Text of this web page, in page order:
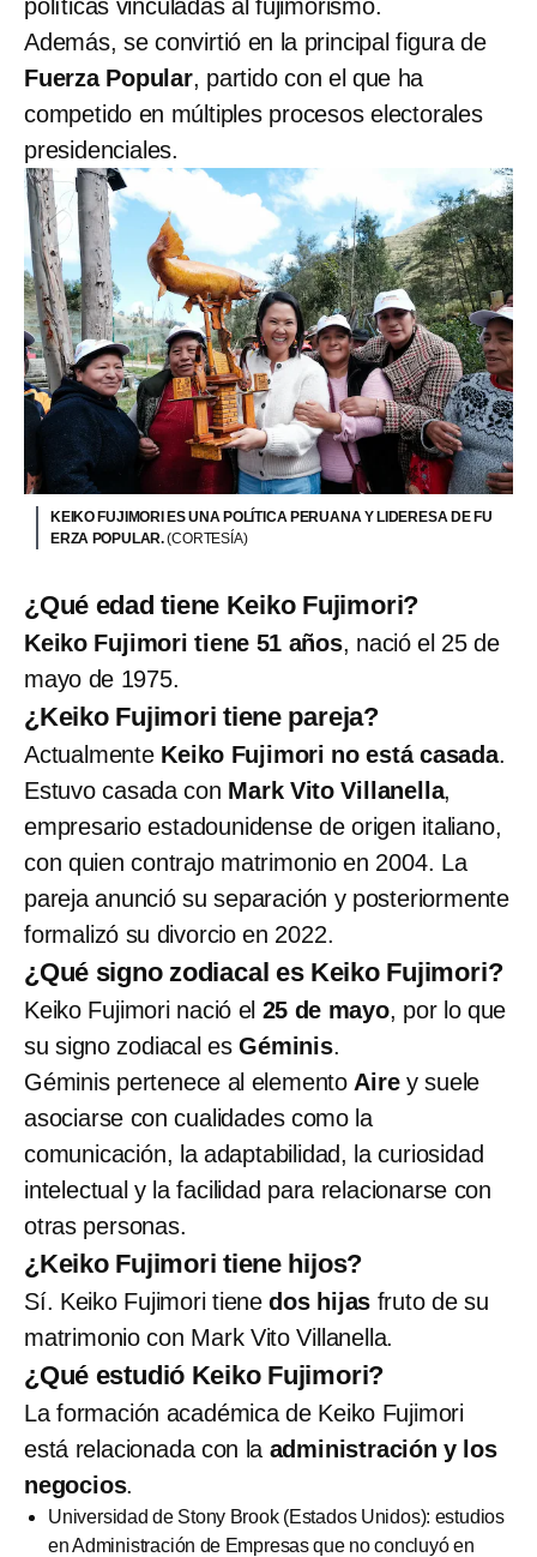
políticas vinculadas al fujimorismo.
Además, se convirtió en la principal figura de
Fuerza Popular, partido con el que ha
competido en múltiples procesos electorales
presidenciales.
KEIKO FUJIMORI ES UNA POLÍTICA PERUANA Y LIDERESA DE FU
ERZA POPULAR.(CORTESÍA)
¿Qué edad tiene Keiko Fujimori?
Keiko Fujimori tiene 51 años, nació el 25 de
mayo de 1975.
¿Keiko Fujimori tiene pareja?
Actualmente Keiko Fujimori no está casada.
Estuvo casada con Mark Vito Villanella,
empresario estadounidense de origen italiano,
con quien contrajo matrimonio en 2004. La
pareja anunció su separación y posteriormente
formalizó su divorcio en 2022.
¿Qué signo zodiacal es Keiko Fujimori?
Keiko Fujimori nació el 25 de mayo, por lo que
su signo zodiacal esGéminis.
Géminis pertenece al elemento Airey suele
asociarse con cualidades como la
comunicación, la adaptabilidad, la curiosidad
intelectual y la facilidad para relacionarse con
otras personas.
¿Keiko Fujimori tiene hijos?
Sí. Keiko Fujimori tienedos hijas fruto de su
matrimonio con Mark Vito Villanella.
¿Qué estudió Keiko Fujimori?
La formación académica de Keiko Fujimori
está relacionada con la administración y los
negocios.
Universidad de Stony Brook (Estados Unidos): estudios
en Administración de Empresas que no concluyó en